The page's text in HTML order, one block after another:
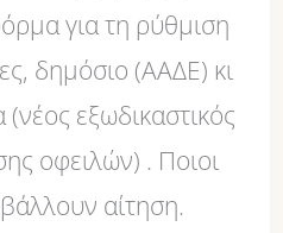
για τη ρύθμιση
δημόσιο (ΑΑΔΕ) κι
(νέος εξωδικαστικός
οφειλών) . Ποιοι
αίτηση.